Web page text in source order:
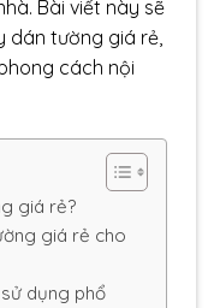
Bài viết này sẽ
dán tường giá rẻ,
cách nội
giá rẻ?
giá rẻ cho
dụng phổ